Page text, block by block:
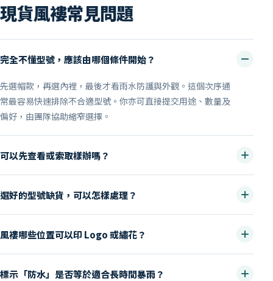
現貨風褸常見問題
完全不懂型號，應該由哪個條件開始？
先選帽款，再選內裡，最後才看雨水防護與外觀。這個次序通
常最容易快速排除不合適型號。你亦可直接提交用途、數量及
偏好，由團隊協助縮窄選擇。
可以先查看或索取樣辦嗎？
選好的型號缺貨，可以怎樣處理？
風褸哪些位置可以印 Logo 或繡花？
標示「防水」是否等於適合長時間暴雨？